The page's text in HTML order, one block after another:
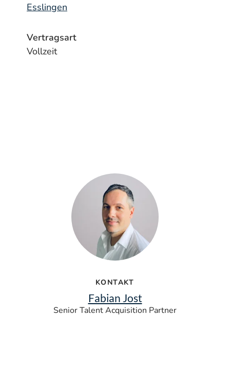
Esslingen
Vertragsart
Vollzeit
KONTAKT
Fabian Jost
Senior Talent Acquisition Partner